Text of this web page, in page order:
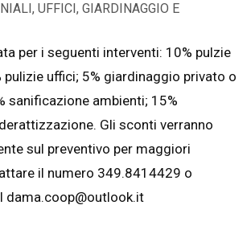
UFFICI, GIARDINAGGIO E
per i seguenti interventi: 10% pulzie
uffici; 5% giardinaggio privato o
sanificazione ambienti; 15%
Gli sconti verranno
sul preventivo per maggiori
il numero 349.8414429 o
dama.coop@outlook.it